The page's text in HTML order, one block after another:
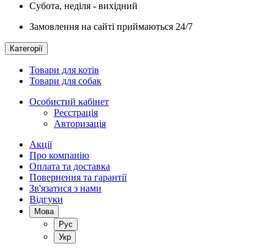
Субота, неділя - вихідний
Замовлення на сайті приймаються 24/7
Категорії
Товари для котів
Товари для собак
Особистий кабінет
Реєстрація
Авторизація
Акції
Про компанію
Оплата та доставка
Повернення та гарантії
Зв'язатися з нами
Відгуки
Мова
Рус
Укр